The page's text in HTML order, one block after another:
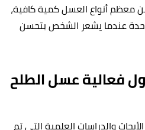
معظم أنواع العسل كمية كافية،
عندما يشعر الشخص بتحسن
فعالية عسل الطلح
والدراسات العلمية التي تم